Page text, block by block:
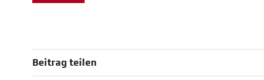
Beitrag teilen